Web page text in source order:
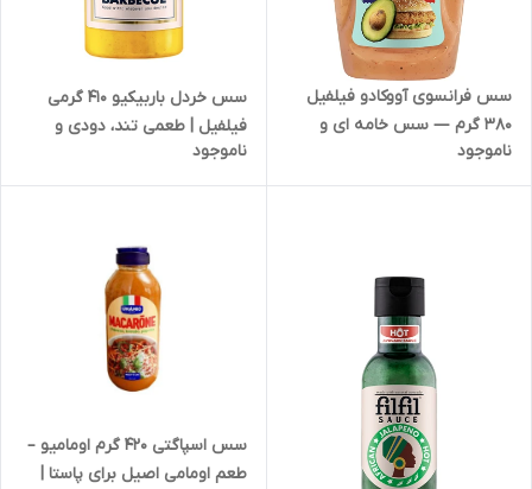
سس فرانسوی آووکادو فیلفیل
380 گرم — سس خامه ای و
سالم برای سالاد و ساندویچ | کد
1855
ناموجود
سس خردل باربیکیو 410 گرمی
فیلفیل | طعمی تند، دودی و
خاص برای غذاهای متنوع | کد
1858
ناموجود
سس اسپاگتی 420 گرم اومامیو –
طعم اومامی اصیل برای پاستا |